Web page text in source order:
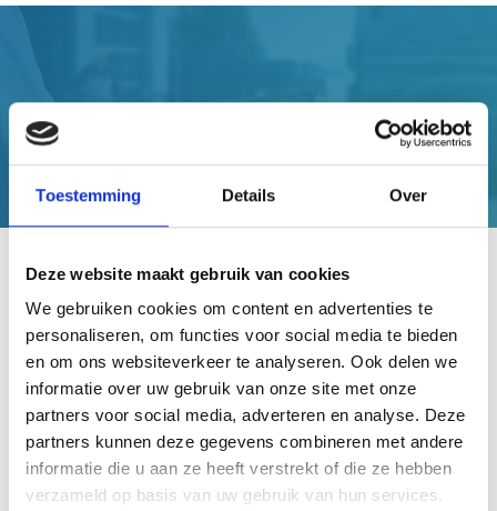
Toestemming Details Over
Deze website maakt gebruik van cookies
We gebruiken cookies om content en advertenties te
personaliseren, om functies voor social media te bieden
en om ons websiteverkeer te analyseren. Ook delen we
informatie over uw gebruik van onze site met onze
partners voor social media, adverteren en analyse. Deze
partners kunnen deze gegevens combineren met andere
informatie die u aan ze heeft verstrekt of die ze hebben
verzameld op basis van uw gebruik van hun services.
Camera's
Webshop
ADVIES EN ONDERSTEUNING
Neem contact op met onze adviseurs
+31 (0)40 302 3500
NL@VDO.COM